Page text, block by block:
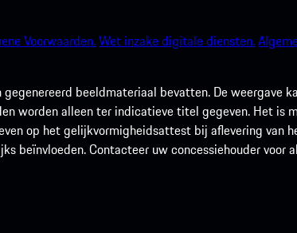
Voorwaarden.Wet inzake digitale diensten.
beeldmateriaal bevatten. De
worden alleen ter indicatieve titel gegeven. Het is
op het gelijkvormigheidsattest bij aflevering van
beïnvloeden. Contacteer uw concessiehouder